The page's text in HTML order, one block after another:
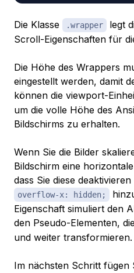
Die Klasse .wrapper
legt
Scroll-Eigenschaften für
Die Höhe des Wrappers
eingestellt werden, damit
können die viewport-
um die volle Höhe des
Bildschirms zu erhalten.
Wenn Sie die Bilder
Bildschirm eine
dass Sie diese
overflow-x: hidden;
Eigenschaft simuliert den
den Pseudo-Elementen,
und weiter transformieren.
Im nächsten Schritt fügen